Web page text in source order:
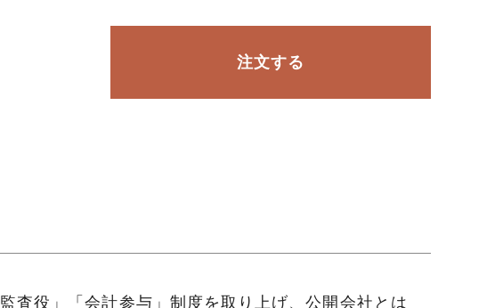
注文する
査役」「会計参与」制度を取り上げ、公開会社とは